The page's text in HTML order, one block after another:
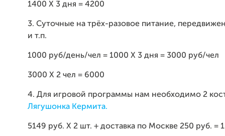
1400 Х 3 дня = 4200
3. Суточные на трёх-разовое питание,
и т.п.
1000 руб/день/чел = 1000 Х 3 дня = 3000 руб/чел
3000 Х 2 чел = 6000
4. Для игровой программы нам необходимо 2
Лягушонка Кермита.
5149 руб. Х 2 шт. + доставка по Москве 250 руб. =